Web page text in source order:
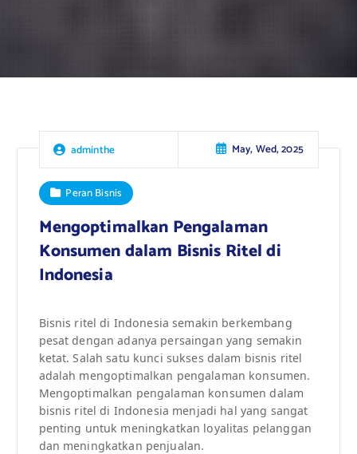
adminthe May, Wed, 2025
Peran Bisnis
Mengoptimalkan Pengalaman
Konsumen dalam Bisnis Ritel di
Indonesia
Bisnis ritel di Indonesia semakin berkembang
pesat dengan adanya persaingan yang semakin
ketat. Salah satu kunci sukses dalam bisnis ritel
adalah mengoptimalkan pengalaman konsumen.
Mengoptimalkan pengalaman konsumen dalam
bisnis ritel di Indonesia menjadi hal yang sangat
penting untuk meningkatkan loyalitas pelanggan
dan meningkatkan penjualan.